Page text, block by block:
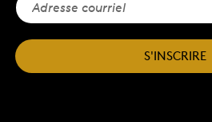
S'INSCRIRE